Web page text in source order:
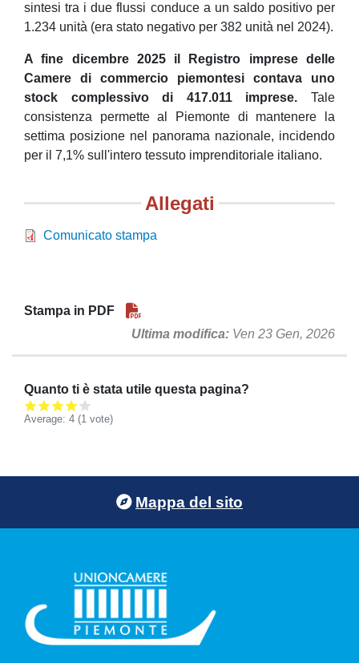
sintesi tra i due flussi conduce a un saldo positivo per
1.234 unità (era stato negativo per 382 unità nel 2024).
A fine dicembre 2025 il Registro imprese delle
Camere di commercio piemontesi contava uno
stock complessivo di 417.011 imprese. Tale
consistenza permette al Piemonte di mantenere la
settima posizione nel panorama nazionale, incidendo
per il 7,1% sull'intero tessuto imprenditoriale italiano.
Allegati
Comunicato stampa
Stampa in PDF
Ultima modifica
Ven 23 Gen, 2026
Quanto ti è stata utile questa pagina?
Average: 4 (1 vote)
Mappa del sito